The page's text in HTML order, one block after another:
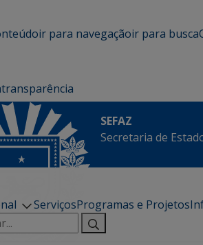
ir para navegaçãoir para busca
transparência
SEFAZ
Secretaria de
ServiçosProgramas e Projetos